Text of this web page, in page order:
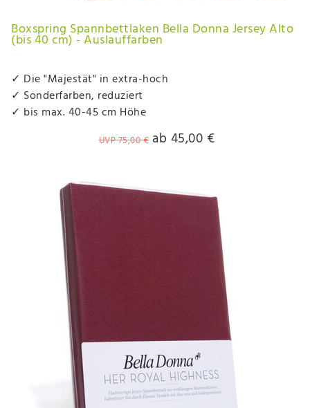
Boxspring Spannbettlaken Bella Donna Jersey Alto
(bis 40 cm) - Auslauffarben
✓ Die "Majestät" in extra-hoch
✓ Sonderfarben, reduziert
✓ bis max. 40-45 cm Höhe
UVP 75,00 € ab 45,00 €